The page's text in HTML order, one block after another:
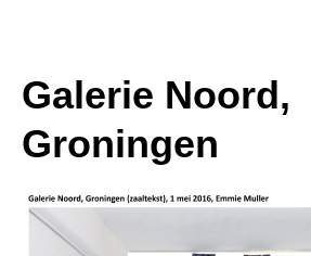
Galerie Noord,
Groningen